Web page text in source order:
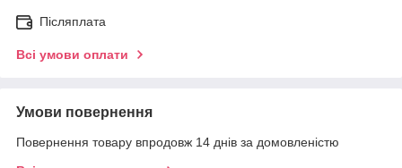
Післяплата
Всі умови оплати
Умови повернення
Повернення товару впродовж 14 днів за домовленістю